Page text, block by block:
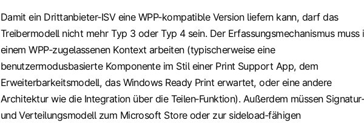
Damit ein Drittanbieter‑ISV eine WPP‑kompatible Version liefern kann, darf das
Treibermodell nicht mehr Typ 3 oder Typ 4 sein. Der Erfassungsmechanismus muss
einem WPP‑zugelassenen Kontext arbeiten (typischerweise eine
benutzermodusbasierte Komponente im Stil einer Print Support App, dem
Erweiterbarkeitsmodell, das Windows Ready Print erwartet, oder eine andere
Architektur wie die Integration über die Teilen‑Funktion). Außerdem müssen
und Verteilungsmodell zum Microsoft Store oder zur sideload‑fähigen